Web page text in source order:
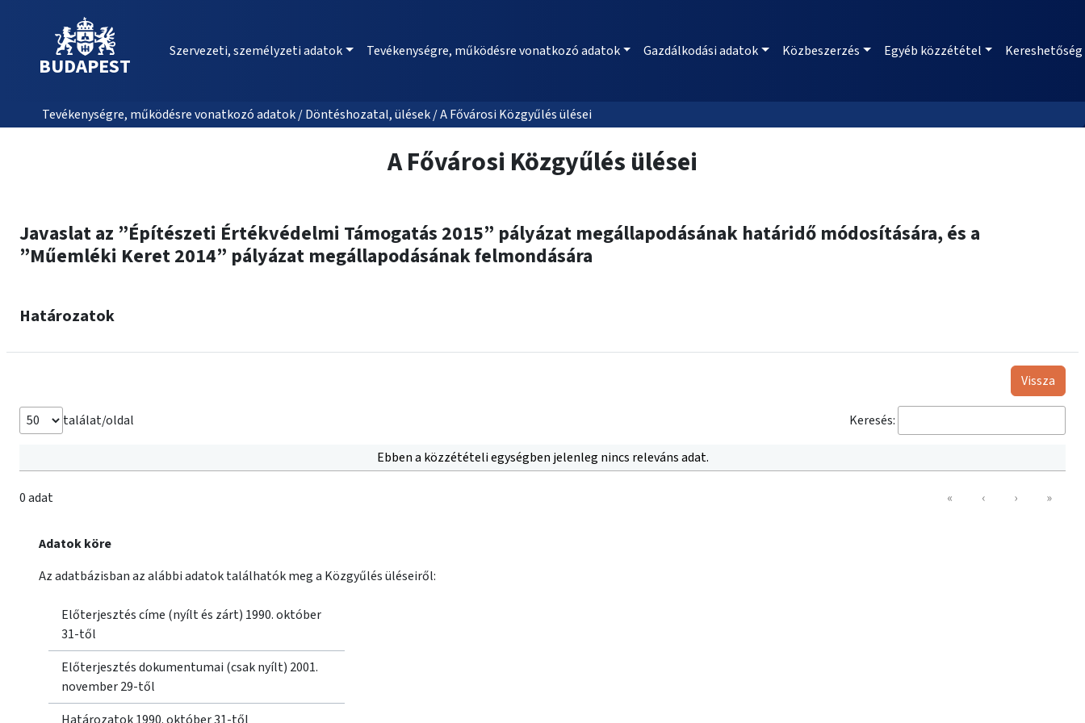
BUDAPEST
Szervezeti, személyzeti adatok Tevékenységre, működésre vonatkozó adatok Gazdálkodási adatok Közbeszerzés Egyéb közzététel Kereshetőség
Tevékenységre, működésre vonatkozó adatok / Döntéshozatal, ülések / A Fővárosi Közgyűlés ülései
A Fővárosi Közgyűlés ülései
Javaslat az ”Építészeti Értékvédelmi Támogatás 2015” pályázat megállapodásának határidő módosítására, és a
”Műemléki Keret 2014” pályázat megállapodásának felmondására
Határozatok
Vissza
találat/oldal Keresés:
Ebben a közzétételi egységben jelenleg nincs releváns adat.
0 adat « ‹ › »
Adatok köre
Az adatbázisban az alábbi adatok találhatók meg a Közgyűlés üléseiről:
Előterjesztés címe (nyílt és zárt) 1990. október
31-től
Előterjesztés dokumentumai (csak nyílt) 2001.
november 29-től